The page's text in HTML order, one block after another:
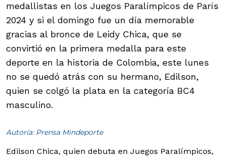
medallistas en los Juegos Paralímpicos de París
2024 y si el domingo fue un día memorable
gracias al bronce de Leidy Chica, que se
convirtió en la primera medalla para este
deporte en la historia de Colombia, este lunes
no se quedó atrás con su hermano, Edilson,
quien se colgó la plata en la categoría BC4
masculino.
Autoría: Prensa Mindeporte
Edilson Chica, quien debuta en Juegos Paralímpicos,